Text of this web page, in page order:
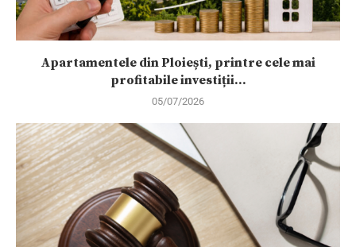
Apartamentele din Ploiești, printre cele mai
profitabile investiții...
05/07/2026